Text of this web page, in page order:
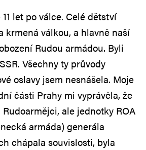
let po válce. Celé dětství
krmená válkou, a hlavně naší
Rudou armádou. Byli
Všechny ty průvody
oslavy jsem nesnášela. Moje
části Prahy mi vyprávěla, že
ale jednotky ROA
armáda) generála
chápala souvislosti, byla